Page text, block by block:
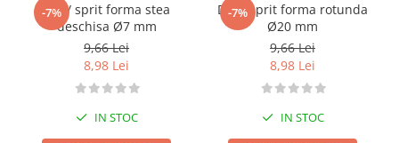
-7%
Dui / sprit forma stea
deschisa Ø7 mm
9,66 Lei
8,98 Lei
IN STOC
-7%
Dui / sprit forma rotunda
Ø20 mm
9,66 Lei
8,98 Lei
IN STOC